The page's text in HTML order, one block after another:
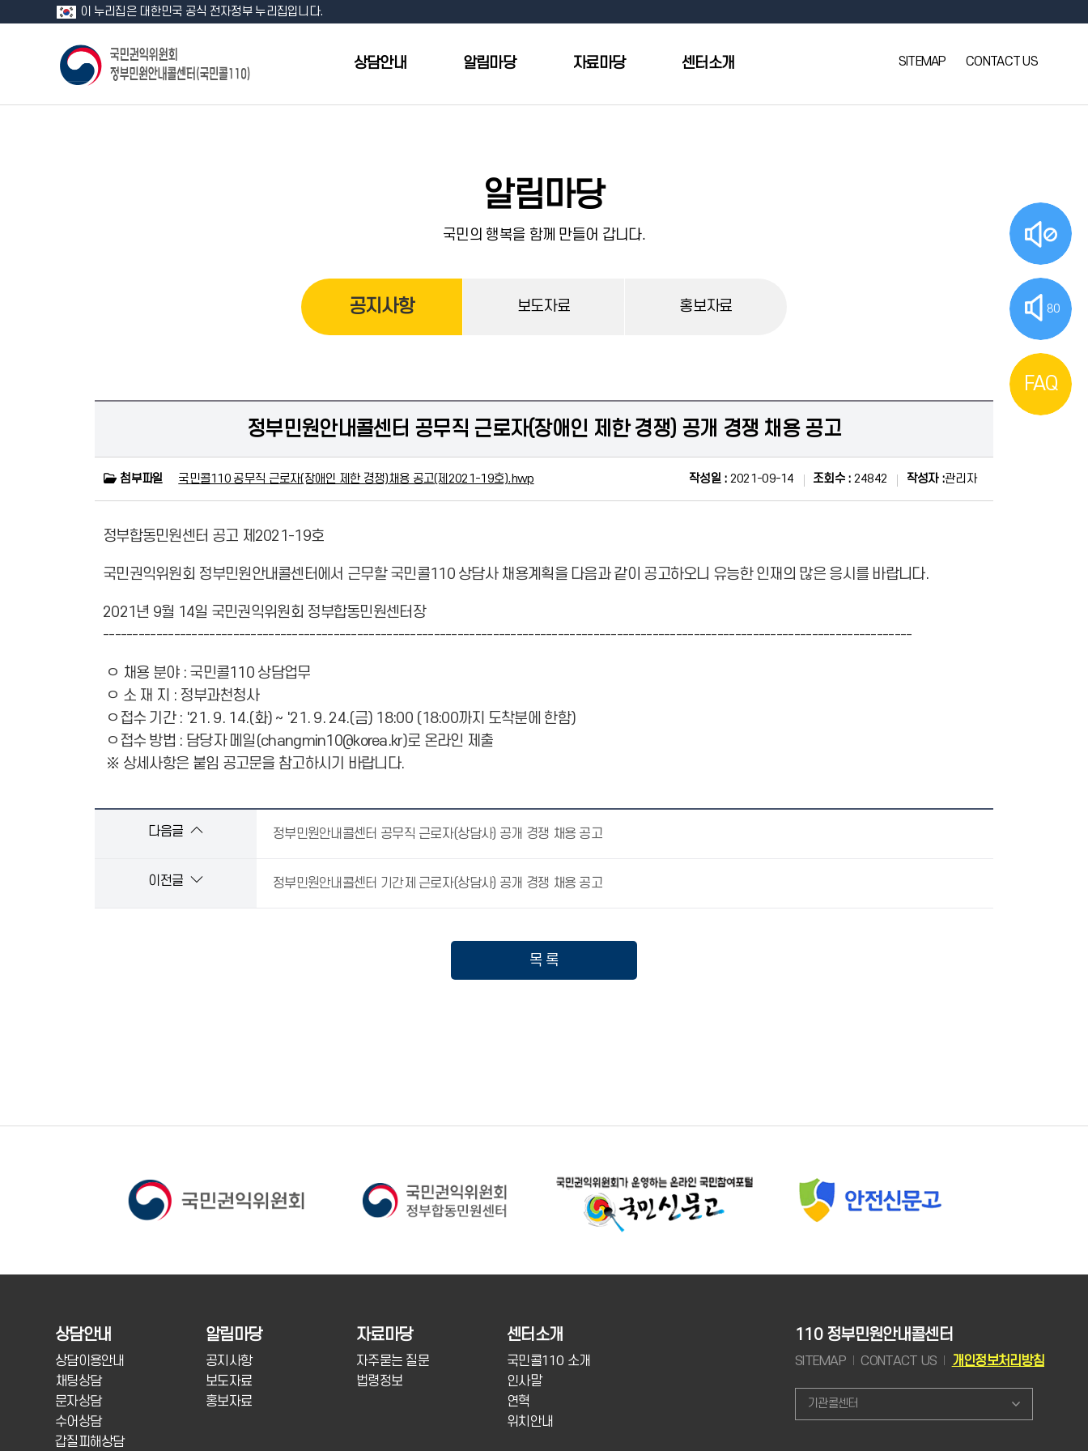
이 누리집은 대한민국 공식 전자정부 누리집입니다.
상담안내 알림마당 자료마당 센터소개 SITEMAP CONTACT US
80
FAQ
알림마당
국민의 행복을 함께 만들어 갑니다.
공지사항 보도자료 홍보자료
정부민원안내콜센터 공무직 근로자(장애인 제한 경쟁) 공개 경쟁 채용 공고
첨부파일 국민콜110 공무직 근로자(장애인 제한 경쟁)채용 공고(제2021-19호).hwp 작성일 : 2021-09-14 조회수 : 24842 작성자 :관리자
정부합동민원센터 공고 제2021-19호
국민권익위원회 정부민원안내콜센터에서 근무할 국민콜110 상담사 채용계획을 다음과 같이 공고하오니 유능한 인재의 많은 응시를 바랍니다.
2021년 9월 14일 국민권익위원회 정부합동민원센터장
-----------------------------------------------------------------------------------------------------------------------------------------
ㅇ 채용 분야 : 국민콜110 상담업무
ㅇ 소 재 지 : 정부과천청사
ㅇ접수 기간 : '21. 9. 14.(화) ~ '21. 9. 24.(금) 18:00 (18:00까지 도착분에 한함)
ㅇ접수 방법 : 담당자 메일(changmin10@korea.kr)로 온라인 제출
※ 상세사항은 붙임 공고문을 참고하시기 바랍니다.
다음글 정부민원안내콜센터 공무직 근로자(상담사) 공개 경쟁 채용 공고
이전글 정부민원안내콜센터 기간제 근로자(상담사) 공개 경쟁 채용 공고
목 록
상담안내
상담이용안내
채팅상담
문자상담
수어상담
갑질피해상담
알림마당
공지사항
보도자료
홍보자료
자료마당
자주묻는 질문
법령정보
센터소개
국민콜110 소개
인사말
연혁
위치안내
110 정부민원안내콜센터
SITEMAP CONTACT US 개인정보처리방침
기관콜센터